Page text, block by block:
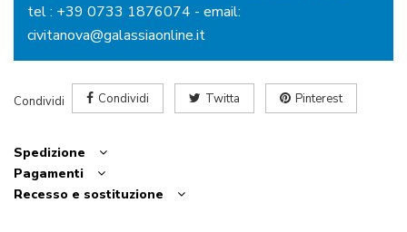
tel : +39 0733 1876074 - email:
civitanova@galassiaonline.it
Condividi Condividi Twitta Pinterest
Spedizione
Pagamenti
Recesso e sostituzione